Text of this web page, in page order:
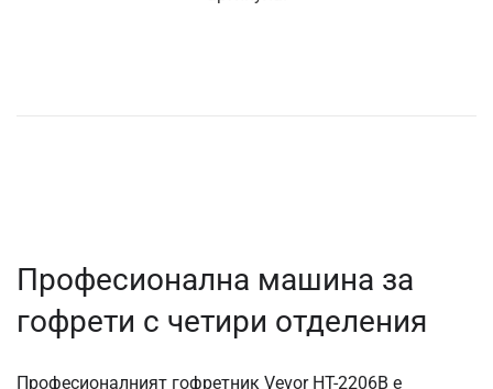
Професионална машина за
гофрети с четири отделения
Професионалният гофретник Vevor HT-2206B е